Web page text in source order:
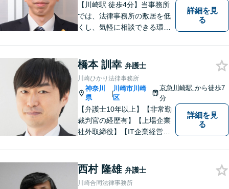
【川崎駅 徒歩4分】当事務所
では、法律事務所の敷居を低
くし、気軽に相談できる環境
どうぞお気軽にご相談くださ
い。
詳細を見
る
橋本 訓幸 弁護士
川崎ひかり法律事務所
神奈川
県
|
川崎市川崎
区
京急川崎駅 から徒歩7
分
【弁護士10年以上】【非常勤
裁判官の経歴有】【上場企業
社外取締役】【IT企業経営】
婚問題は、財産分与や慰謝料
請求に強みあり。そのほか、
詳細を見
る
西村 隆雄 弁護士
川崎合同法律事務所